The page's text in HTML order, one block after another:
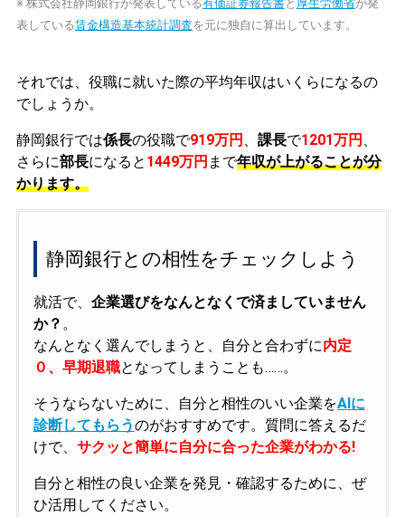
※ 株式会社静岡銀行が発表している有価証券報告書と 厚生労働省が発
表している賃金構造基本統計調査を元に独自に算出しています。
それでは、役職に就いた際の平均年収はいくらになるの
でしょうか。
静岡銀行では係長の役職で919万円 課長で1201万円
さらに部長になると 1449万円 まで年収が上がることが分
かります。
静岡銀行との相性をチェックしよう
就活で、 企業選びをなんとなくで済ましていません
か？ 。
なんとなく選んでしまうと、自分と合わずに内定
０、早期退職となってしまうことも……。
そうならないために、自分と相性のいい企業をAIに
診断してもらうのがおすすめです。質問に答えるだ
けで、 サクッと簡単に自分に合った企業がわかる!
自分と相性の良い企業を発見・確認するために、ぜ
ひ活用してください。